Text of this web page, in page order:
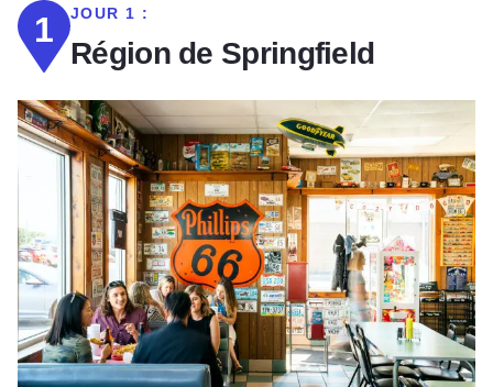
1 JOUR 1 :
Région de Springfield